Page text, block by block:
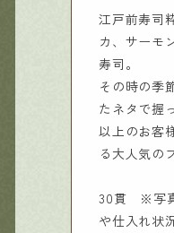
江戸前寿司
カ、サーモ
寿司。
その時の季
たネタで握
以上のお客
る大人気の
30貫 ※写真
や仕入れ状